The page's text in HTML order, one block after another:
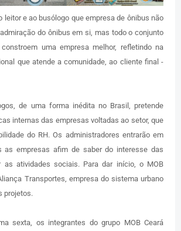
leitor e ao busólogo que empresa de ônibus não
do ônibus em si, mas todo o conjunto
uma empresa melhor, refletindo na
que atende a comunidade, ao cliente final -
de uma forma inédita no Brasil, pretende
internas das empresas voltadas ao setor, que
do RH. Os administradores entrarão em
as empresas afim de saber do interesse das
as atividades sociais. Para dar início, o MOB
Transportes, empresa do sistema urbano
projetos.
sexta, os integrantes do grupo MOB Ceará